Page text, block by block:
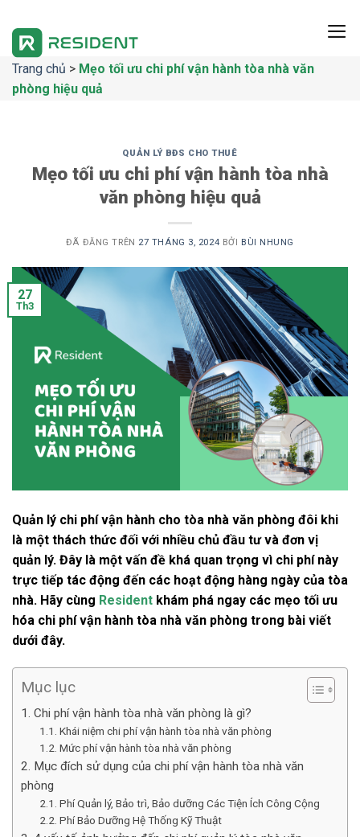
đến
nội
dungTrang chủ > Mẹo tối ưu chi phí vận hành tòa nhà văn
phòng hiệu quả
QUẢN LÝ BĐS CHO THUÊ
Mẹo tối ưu chi phí vận hành tòa nhà
văn phòng hiệu quả
ĐÃ ĐĂNG TRÊN 27 THÁNG 3, 2024 BỞI BÙI NHUNG
27
Th3
Quản lý chi phí vận hành cho tòa nhà văn phòng đôi khi
là một thách thức đối với nhiều chủ đầu tư và đơn vị
quản lý. Đây là một vấn đề khá quan trọng vì chi phí này
trực tiếp tác động đến các hoạt động hàng ngày của tòa
nhà. Hãy cùng Resident khám phá ngay các mẹo tối ưu
hóa chi phí vận hành tòa nhà văn phòng trong bài viết
dưới đây.
Mục lục
1. Chi phí vận hành tòa nhà văn phòng là gì?
1.1. Khái niệm chi phí vận hành tòa nhà văn phòng
1.2. Mức phí vận hành tòa nhà văn phòng
2. Mục đích sử dụng của chi phí vận hành tòa nhà văn
phòng
2.1. Phí Quản lý, Bảo trì, Bảo dưỡng Các Tiện Ích Công Cộng
2.2. Phí Bảo Dưỡng Hệ Thống Kỹ Thuật